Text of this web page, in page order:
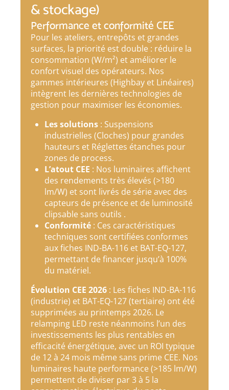
& stockage)
Performance et conformité CEE
Pour les ateliers, entrepôts et grandes
surfaces, la priorité est double : réduire la
consommation (W/m²) et améliorer le
confort visuel des opérateurs. Nos
gammes intérieures (Highbay et Linéaires)
intègrent les dernières technologies de
gestion pour maximiser les économies.
Les solutions : Suspensions
industrielles (Cloches) pour grandes
hauteurs et Réglettes étanches pour
zones de process.
L’atout CEE : Nos luminaires affichent
des rendements très élevés (>180
lm/W) et sont livrés de série avec des
capteurs de présence et de luminosité
clipsable sans outils .
Conformité : Ces caractéristiques
techniques sont certifiées conformes
aux fiches IND-BA-116 et BAT-EQ-127,
permettant de financer jusqu’à 100%
du matériel.
Évolution CEE 2026 : Les fiches IND-BA-116
(industrie) et BAT-EQ-127 (tertiaire) ont été
supprimées au printemps 2026. Le
relamping LED reste néanmoins l’un des
investissements les plus rentables en
efficacité énergétique, avec un ROI typique
de 12 à 24 mois même sans prime CEE. Nos
luminaires haute performance (>185 lm/W)
permettent de diviser par 3 à 5 la